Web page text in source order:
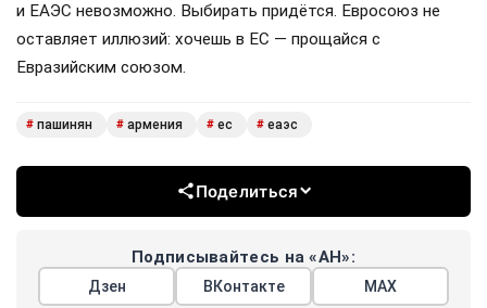
и ЕАЭС невозможно. Выбирать придётся. Евросоюз не
оставляет иллюзий: хочешь в ЕС — прощайся с
Евразийским союзом.
# пашинян # армения # ес # еаэс
Поделиться
Подписывайтесь на «АН»:
Дзен ВКонтакте МАХ